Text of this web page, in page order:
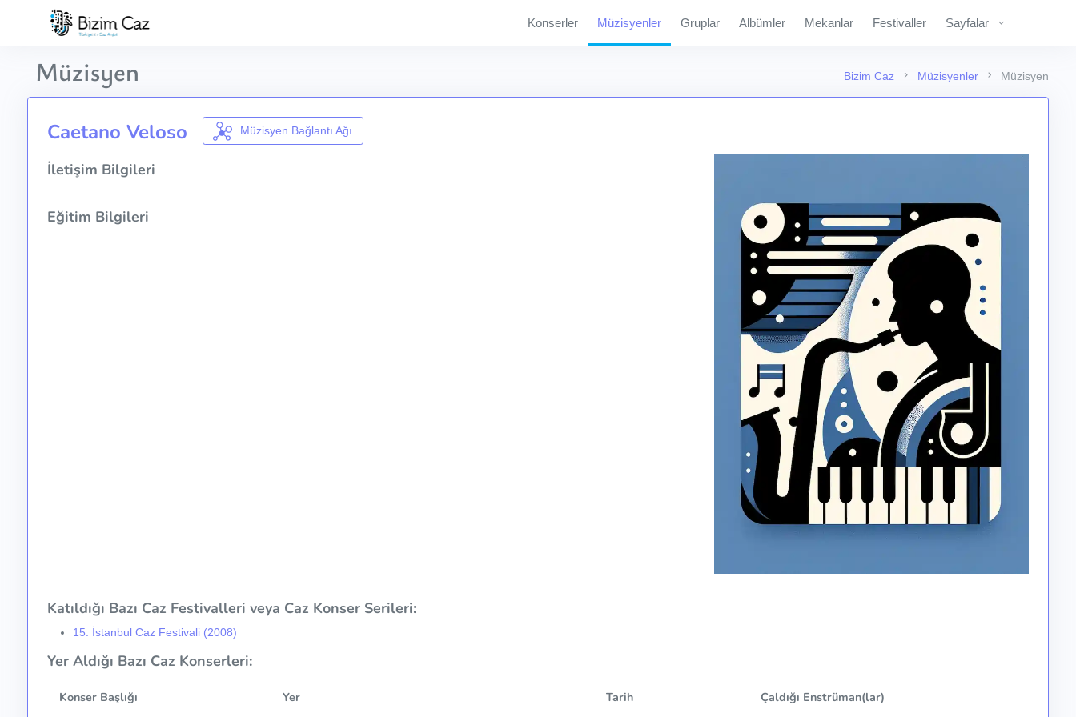
Konserler Müzisyenler Gruplar Albümler Mekanlar Festivaller Sayfalar
Bizim Caz Müzisyenler Müzisyen
Müzisyen
Caetano Veloso Müzisyen Bağlantı Ağı
İletişim Bilgileri
Eğitim Bilgileri
Katıldığı Bazı Caz Festivalleri veya Caz Konser Serileri:
15. İstanbul Caz Festivali (2008)
Yer Aldığı Bazı Caz Konserleri:
Konser Başlığı Yer Tarih Çaldığı Enstrüman(lar)